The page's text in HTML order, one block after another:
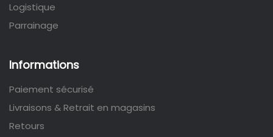
Logistique
Parrainage
Informations
Paiement sécurisé
Livraisons & Retrait en magasins
Retours